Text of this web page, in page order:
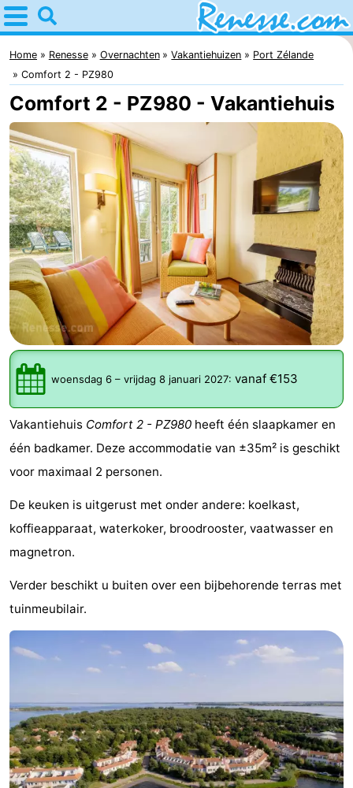
Home
Renesse
Tips
Voor
kinderen
Overnachten
Appartementen
-
Port
Greve
-
Zeeuwse
Kust
Bed
(&
breakfasts)
Campings
Hotels
Vakantiehuizen
-
Buitenheem
-
De
Oase
-
Duinoord
-
Ginsterveld
-
Livingstone
-
Greve
Port
Zélande
-
Resort
-
Home Renesse Overnachten Vakantiehuizen
Port Zélande
Comfort 2 - PZ980
Comfort 2 - PZ980 - Vakantiehuis
woensdag 6 – vrijdag 8 januari 2027: vanaf €153
Vakantiehuis Comfort 2 - PZ980 heeft één slaapkamer en
één badkamer. Deze accommodatie van ±35m² is geschikt
voor maximaal 2 personen.
De keuken is uitgerust met onder andere: koelkast,
koffieapparaat, waterkoker, broodrooster, vaatwasser en
magnetron.
Verder beschikt u buiten over een bijbehorende terras met
tuinmeubilair.